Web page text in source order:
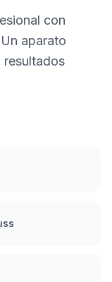
con
aparato
resultados